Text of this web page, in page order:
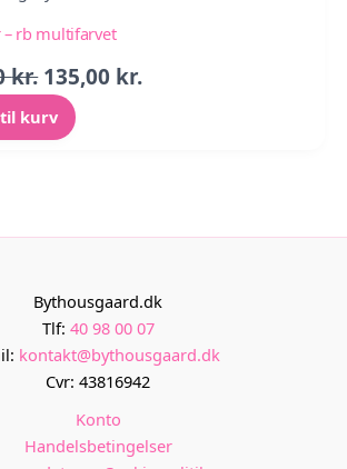
– rb multifarvet
kr. Den
oprindelige
pris
135,00 kr.Den
kurv
Bythousgaard.dk
Tlf: 40 98 00 07
kontakt@bythousgaard.dk
Cvr: 43816942
Konto
Handelsbetingelser